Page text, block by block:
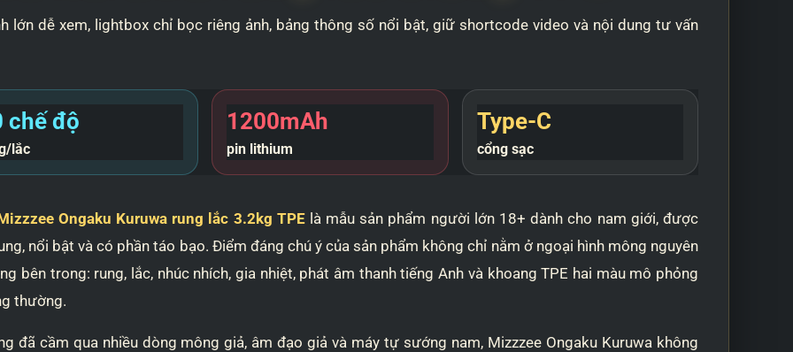
lớn dễ xem, lightbox chỉ bọc riêng ảnh, bảng thông số nổi bật, giữ shortcode video và nội dung tư vấn
chế độ
lắc
1200mAh
pin lithium
Type-C
cổng sạc
Ongaku Kuruwa rung lắc 3.2kg TPElà mẫu sản phẩm người lớn 18+ dành cho nam giới, được
nổi bật và có phần táo bạo. Điểm đáng chú ý của sản phẩm không chỉ nằm ở ngoại hình mông nguyên
bên trong: rung, lắc, nhúc nhích, gia nhiệt, phát âm thanh tiếng Anh và khoang TPE hai màu mô phỏng
thường.
đã cầm qua nhiều dòng mông giả, âm đạo giả và máy tự sướng nam, Mizzzee Ongaku Kuruwa không